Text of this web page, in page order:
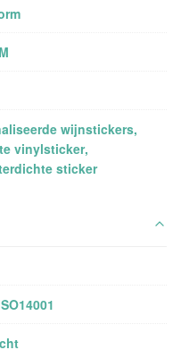
wijnstickers,
vinylsticker,
sticker